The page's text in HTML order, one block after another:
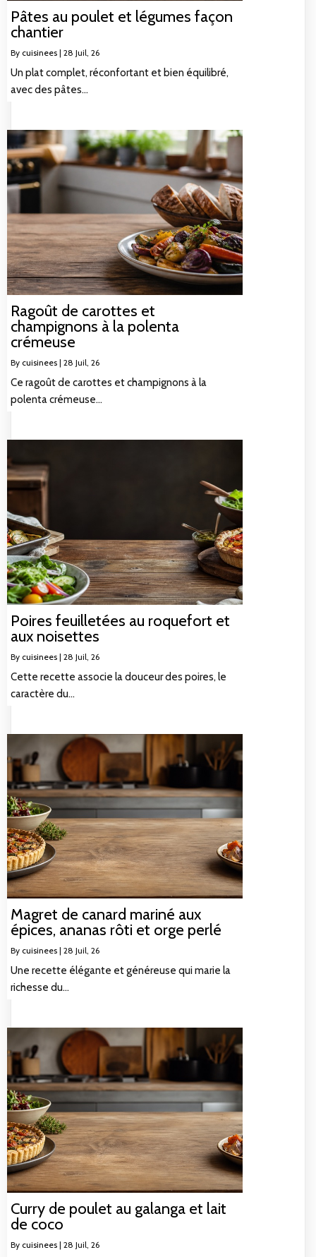
Pâtes au poulet et légumes façon
chantier
By cuisinees | 28 Juil, 26
Un plat complet, réconfortant et bien équilibré,
avec des pâtes…
Ragoût de carottes et
champignons à la polenta
crémeuse
By cuisinees | 28 Juil, 26
Ce ragoût de carottes et champignons à la
polenta crémeuse…
Poires feuilletées au roquefort et
aux noisettes
By cuisinees | 28 Juil, 26
Cette recette associe la douceur des poires, le
caractère du…
Magret de canard mariné aux
épices, ananas rôti et orge perlé
By cuisinees | 28 Juil, 26
Une recette élégante et généreuse qui marie la
richesse du…
Curry de poulet au galanga et lait
de coco
By cuisinees | 28 Juil, 26